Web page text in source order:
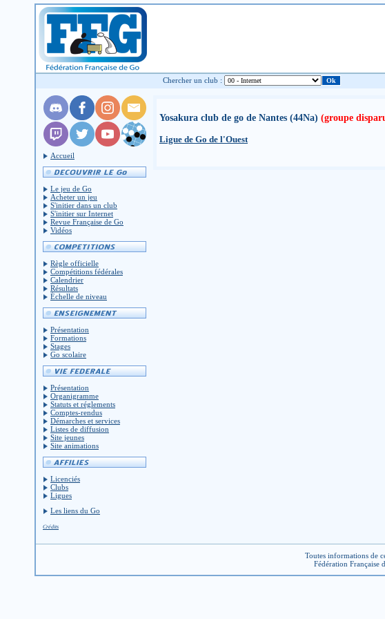
Chercher un club :
Accueil
Le jeu de Go
Acheter un jeu
S'initier dans un club
S'initier sur Internet
Revue Française de Go
Vidéos
Règle officielle
Compétitions fédérales
Calendrier
Résultats
Échelle de niveau
Présentation
Formations
Stages
Go scolaire
Présentation
Organigramme
Statuts et réglements
Comptes-rendus
Démarches et services
Listes de diffusion
Site jeunes
Site animations
Licenciés
Clubs
Ligues
Les liens du Go
Crédits
Yosakura club de go de Nantes (44Na) (groupe
Ligue de Go de l'Ouest
Toutes informations de
Fédération Française